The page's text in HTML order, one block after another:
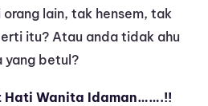
lain, tak hensem, tak
itu? Atau anda tidak ahu
yang betul?
Hati Wanita Idaman…….!!